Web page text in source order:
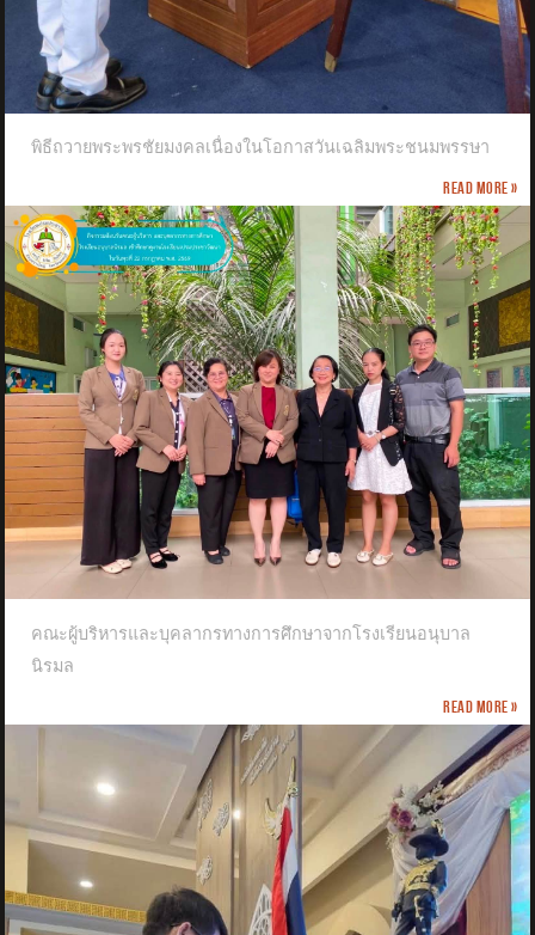
พิธีถวายพระพรชัยมงคลเนื่องในโอกาสวันเฉลิมพระชนมพรรษา
Read more »
คณะผู้บริหารและบุคลากรทางการศึกษาจากโรงเรียนอนุบาล
นิรมล
Read more »